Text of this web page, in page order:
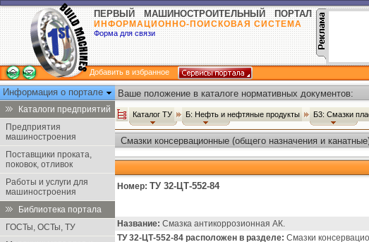
ПЕРВЫЙ МАШИНОСТРОИТЕЛЬНЫЙ ПОРТАЛ
ИНФОРМАЦИОННО-ПОИСКОВАЯ СИСТЕМА
Форма для связи
Добавить в избранное
Информация о портале
Каталоги предприятий
Предприятия
машиностроения
Поставщики проката,
поковок, отливок
Работы и услуги для
машиностроения
Библиотека портала
ГОСТы, ОСТы, ТУ
Ваше положение в каталоге нормативных документов:
Каталог ТУ Б: Нефть и нефтяные продукты Б3: Смазки
Смазки консервационные (общего назначения и
Номер: ТУ 32-ЦТ-552-84
Название: Смазка антикоррозионная АК.
ТУ 32-ЦТ-552-84 расположен в разделе: Смазки